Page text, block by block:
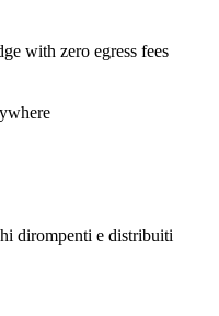
with zero egress fees
dirompenti e distribuiti